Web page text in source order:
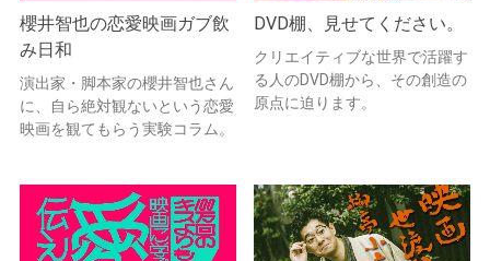
櫻井智也の恋愛映画ガブ飲
み日和
演出家・脚本家の櫻井智也さん
に、自ら絶対観ないという恋愛
映画を観てもらう実験コラム。
DVD棚、見せてください。
クリエイティブな世界で活躍す
る人のDVD棚から、その創造の
原点に迫ります。